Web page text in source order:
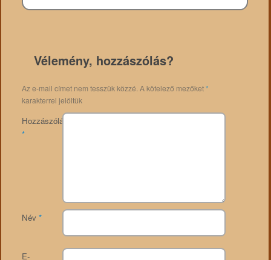
Vélemény, hozzászólás?
Az e-mail címet nem tesszük közzé.A kötelező mezőket*
karakterrel jelöltük
Hozzászólás
*
Név *
E-